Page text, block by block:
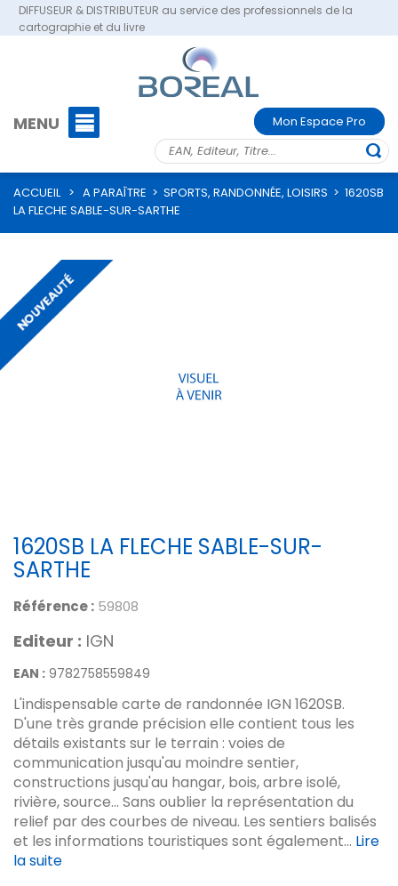
DIFFUSEUR & DISTRIBUTEUR au service des professionnels de la
cartographie et du livre
MENU Mon Espace Pro
ACCUEIL > A PARAÎTRE > SPORTS, RANDONNÉE, LOISIRS > 1620SB
LA FLECHE SABLE-SUR-SARTHE
1620SB LA FLECHE SABLE-SUR-
SARTHE
Référence : 59808
Editeur : IGN
EAN : 9782758559849
L'indispensable carte de randonnée IGN 1620SB.
D'une très grande précision elle contient tous les
détails existants sur le terrain : voies de
communication jusqu'au moindre sentier,
constructions jusqu'au hangar, bois, arbre isolé,
rivière, source... Sans oublier la représentation du
relief par des courbes de niveau. Les sentiers balisés
et les informations touristiques sont également... Lire
la suite